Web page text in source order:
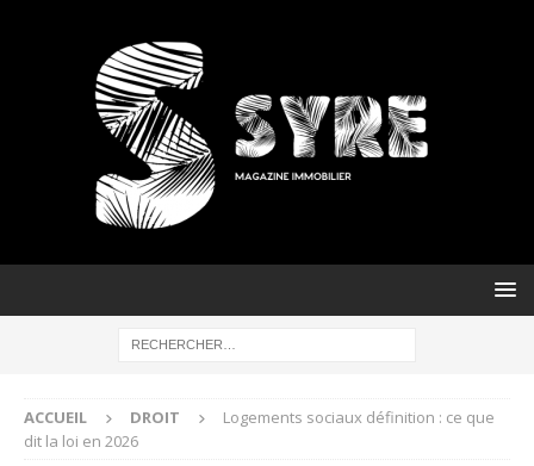
ACCUEIL DROIT
Logements sociaux définition : ce que
dit la loi en 2026